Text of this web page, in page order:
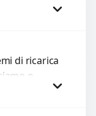
con
di ricarica
o
guasti,